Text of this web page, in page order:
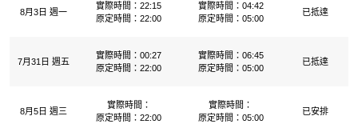
8月3日 週一
實際時間：22:15
原定時間：22:00
實際時間：04:42
原定時間：05:00
已抵達
7月31日 週五
實際時間：00:27
原定時間：22:00
實際時間：06:45
原定時間：05:00
已抵達
8月5日 週三
實際時間：
原定時間：22:00
實際時間：
原定時間：05:00
已安排